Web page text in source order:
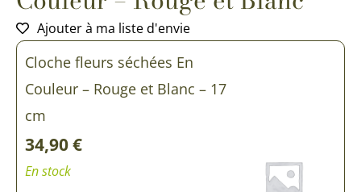
Ajouter à ma liste d'envie
Cloche fleurs séchées En
Couleur – Rouge et Blanc – 17
cm
34,90€
En stock
de
fleurs
Couleur
Rouge
de
fleurs
Couleur
Rouge
de
fleurs
Couleur
Rouge